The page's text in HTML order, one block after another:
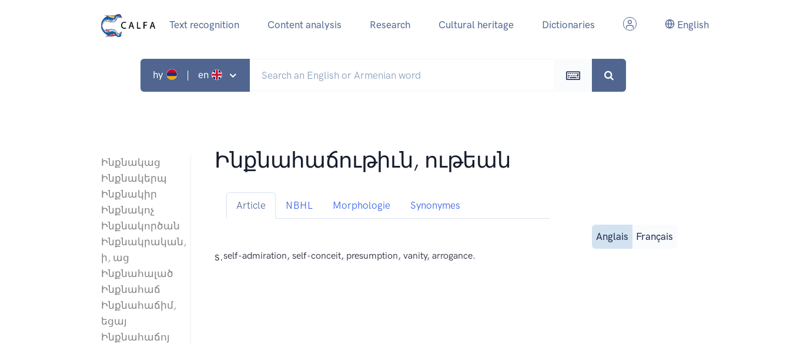
Text recognition Content analysis Research Cultural heritage Dictionaries English
hy | en
Ինքնակաց
Ինքնակերպ
Ինքնակիր
Ինքնակոչ
Ինքնակործան
Ինքնակրական,
ի, աց
Ինքնահալած
Ինքնահաճ
Ինքնահաճիմ,
եցայ
Ինքնահաճոյ
Ինքնահաճութիւն, ութեան
Article NBHL Morphologie Synonymes
Anglais Français
s.self-admiration, self-conceit, presumption, vanity, arrogance.